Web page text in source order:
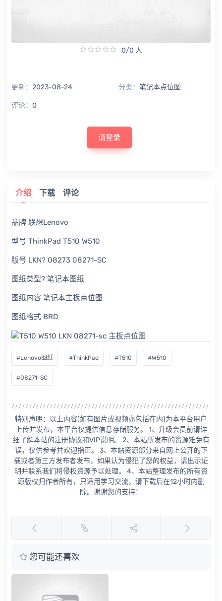
0/0 人
更新： 2023-08-24 分类： 笔记本点位图
评论： 0
请登录
介绍 下载 评论
品牌 联想Lenovo
型号 ThinkPad T510 W510
版号 LKN? 08273 08271-SC
图纸类型? 笔记本图纸
图纸内容 笔记本主板点位图
图纸格式 BRD
#Lenovo图纸 #ThinkPad #T510 #W510
#08271-SC
特别声明：以上内容(如有图片或视频亦包括在内)为本平台用户
上传并发布，本平台仅提供信息存储服务。 1、升级会员前请详
细了解本站的注册协议和VIP说明。 2、本站所发布的资源难免有
误，仅供参考并欢迎指正。 3、本站资源部分来自网上公开的下
载或者第三方发布者发布，如果认为侵犯了您的权益，请出示证
明并联系我们将侵权资源予以处理。 4、本站整理发布的所有资
源版权归作者所有，只适用学习交流，请下载后在12小时内删
除。谢谢您的支持！
您可能还喜欢